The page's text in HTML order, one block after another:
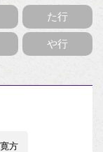
た行
や行
方